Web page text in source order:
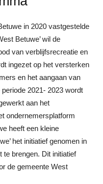
in 2020 vastgestelde
Betuwe’ wil de
van verblijfsrecreatie en
ingezet op het versterken
en het aangaan van
2021- 2023 wordt
aan het
ondernemersplatform
heeft een kleine
het initiatief genomen in
te brengen. Dit initiatief
de gemeente West